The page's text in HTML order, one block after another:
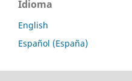
Idioma
English
Español (España)